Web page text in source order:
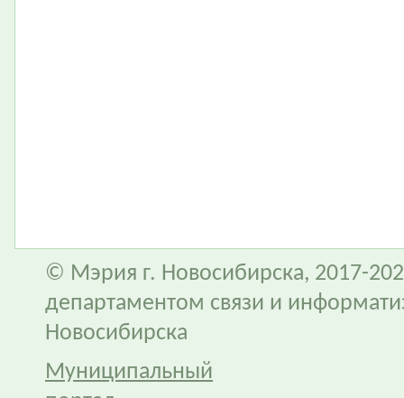
© Мэрия г. Новосибирска, 2017-
департаментом связи и
Новосибирска
Муниципальный